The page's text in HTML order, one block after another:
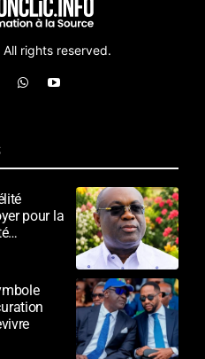
rights reserved.
pour la